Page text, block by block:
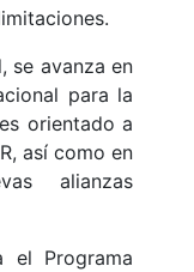
se avanza en
para la
orientado a
así como en
alianzas
el Programa